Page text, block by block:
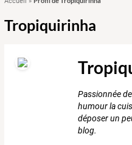
Tropiquirinha
Passionnée
humour la
déposer un
blog.